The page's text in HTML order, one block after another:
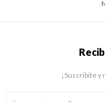
¡Suscribite